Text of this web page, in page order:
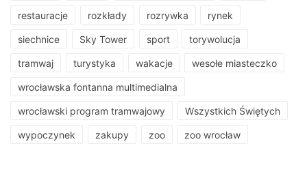
restauracje rozkłady rozrywka rynek
siechnice Sky Tower sport torywolucja
tramwaj turystyka wakacje wesołe miasteczko
wrocławska fontanna multimedialna
wrocławski program tramwajowy Wszystkich Świętych
wypoczynek zakupy zoo zoo wrocław